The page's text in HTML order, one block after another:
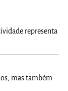
representa
mas também